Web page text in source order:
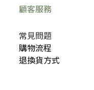
顧客服務
常見問題
購物流程
退換貨方式